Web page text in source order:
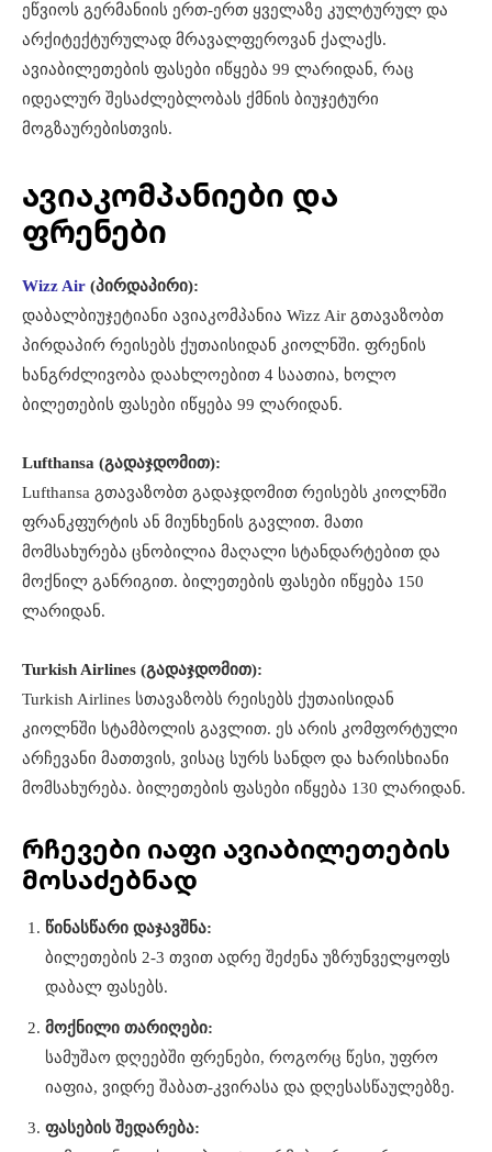
ეწვიოს გერმანიის ერთ-ერთ ყველაზე კულტურულ და
არქიტექტურულად მრავალფეროვან ქალაქს.
ავიაბილეთების ფასები იწყება 99 ლარიდან, რაც
იდეალურ შესაძლებლობას ქმნის ბიუჯეტური
მოგზაურებისთვის.
ავიაკომპანიები და
ფრენები
Wizz Air (პირდაპირი):
დაბალბიუჯეტიანი ავიაკომპანია Wizz Air გთავაზობთ
პირდაპირ რეისებს ქუთაისიდან კიოლნში. ფრენის
ხანგრძლივობა დაახლოებით 4 საათია, ხოლო
ბილეთების ფასები იწყება 99 ლარიდან.
Lufthansa (გადაჯდომით):
Lufthansa გთავაზობთ გადაჯდომით რეისებს კიოლნში
ფრანკფურტის ან მიუნხენის გავლით. მათი
მომსახურება ცნობილია მაღალი სტანდარტებით და
მოქნილ განრიგით. ბილეთების ფასები იწყება 150
ლარიდან.
Turkish Airlines (გადაჯდომით):
Turkish Airlines სთავაზობს რეისებს ქუთაისიდან
კიოლნში სტამბოლის გავლით. ეს არის კომფორტული
არჩევანი მათთვის, ვისაც სურს სანდო და ხარისხიანი
მომსახურება. ბილეთების ფასები იწყება 130 ლარიდან.
რჩევები იაფი ავიაბილეთების
მოსაძებნად
წინასწარი დაჯავშნა:
ბილეთების 2-3 თვით ადრე შეძენა უზრუნველყოფს
დაბალ ფასებს.
მოქნილი თარიღები:
სამუშაო დღეებში ფრენები, როგორც წესი, უფრო
იაფია, ვიდრე შაბათ-კვირასა და დღესასწაულებზე.
ფასების შედარება: